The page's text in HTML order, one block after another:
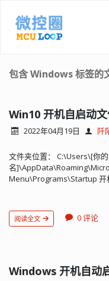
包含 Windows 标签的
Win10 开机自启动
2022年04月19日 阡
文件夹位置： C:\Users\[你
名
Menu\Programs\Startup 开
阅读全文 0 评论
Windows 开机自动